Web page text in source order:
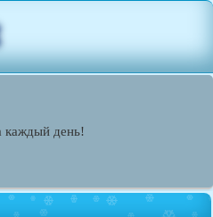
каждый день!